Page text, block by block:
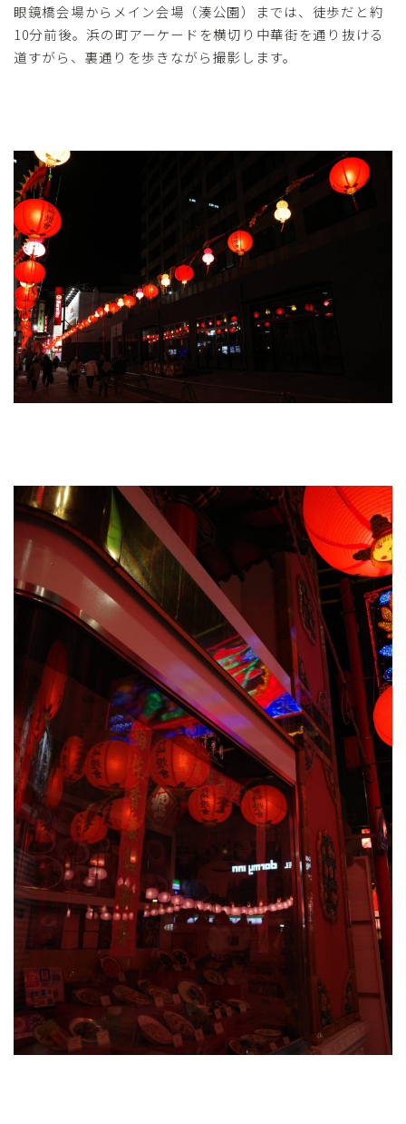
眼鏡橋会場からメイン会場（湊公園）までは、徒歩だと約
10分前後。浜の町アーケードを横切り中華街を通り抜ける
道すがら、裏通りを歩きながら撮影します。